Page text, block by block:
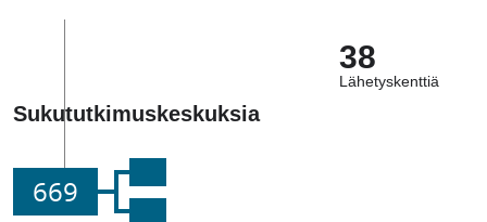
38
Lähetyskenttiä
Sukututkimuskeskuksia
669